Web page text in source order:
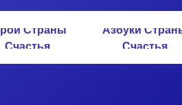
Страны
Счастья
Азбуки
Счастья